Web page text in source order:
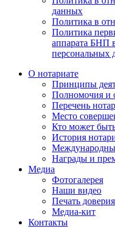
данных
Политика в
Политика
аппарата БНП
персональных
О нотариате
Принципы
Полномочия и
Перечень
Место
Кто может
История
Награды и
Медиа
Фотогалерея
Наши видео
Печать
Медиа-кит
Контакты